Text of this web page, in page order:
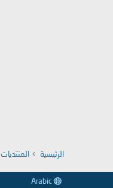
الرئيسية المنتديات